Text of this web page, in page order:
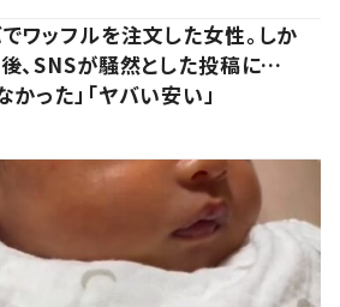
ワッフルを注文した女性。しか
、SNSが騒然とした投稿に…
かった」「ヤバい安い」